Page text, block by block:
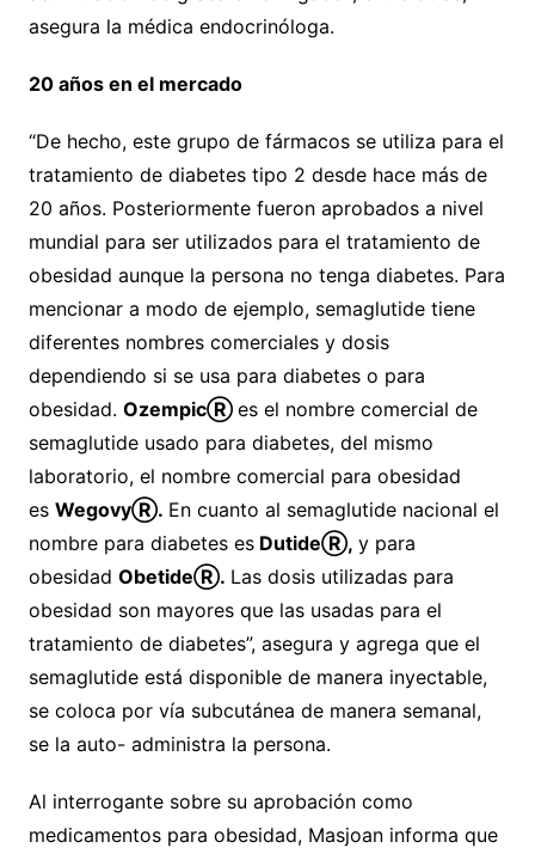
asegura la médica endocrinóloga.
20 años en el mercado
“De hecho, este grupo de fármacos se utiliza para el
tratamiento de diabetes tipo 2 desde hace más de
20 años. Posteriormente fueron aprobados a nivel
mundial para ser utilizados para el tratamiento de
obesidad aunque la persona no tenga diabetes. Para
mencionar a modo de ejemplo, semaglutide tiene
diferentes nombres comerciales y dosis
dependiendo si se usa para diabetes o para
obesidad. OzempicⓇ es el nombre comercial de
semaglutide usado para diabetes, del mismo
laboratorio, el nombre comercial para obesidad
es WegovyⓇ. En cuanto al semaglutide nacional el
nombre para diabetes esDutideⓇ, y para
obesidad ObetideⓇ. Las dosis utilizadas para
obesidad son mayores que las usadas para el
tratamiento de diabetes”, asegura y agrega que el
semaglutide está disponible de manera inyectable,
se coloca por vía subcutánea de manera semanal,
se la auto- administra la persona.
Al interrogante sobre su aprobación como
medicamentos para obesidad, Masjoan informa que